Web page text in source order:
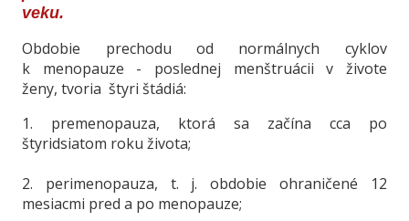
veku.
Obdobie prechodu od normálnych cyklov
k menopauze - poslednej menštruácii v živote
ženy, tvoria štyri štádiá:
1. premenopauza, ktorá sa začína cca po
štyridsiatom roku života;
2. perimenopauza, t. j. obdobie ohraničené 12
mesiacmi pred a po menopauze;